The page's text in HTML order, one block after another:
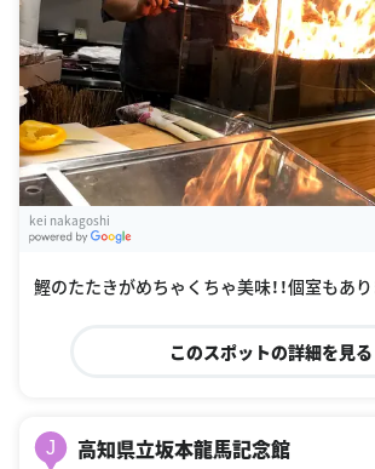
kei nakagoshi
鰹のたたきがめちゃくちゃ美味！！個室もあり
このスポットの詳細を見る
J 高知県立坂本龍馬記念館